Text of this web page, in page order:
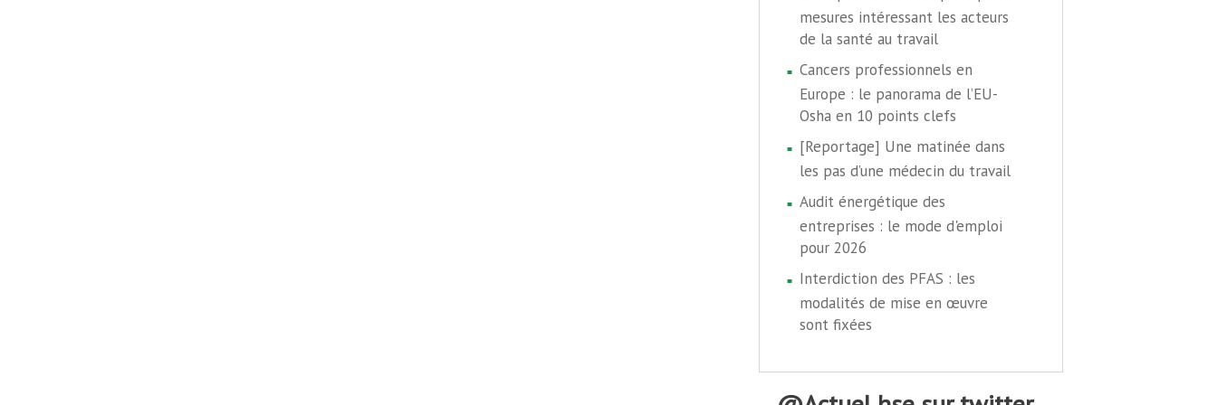
mesures intéressant les acteurs
de la santé au travail
Cancers professionnels en
Europe : le panorama de l’EU-
Osha en 10 points clefs
[Reportage] Une matinée dans
les pas d’une médecin du travail
Audit énergétique des
entreprises : le mode d'emploi
pour 2026
Interdiction des PFAS : les
modalités de mise en œuvre
sont fixées